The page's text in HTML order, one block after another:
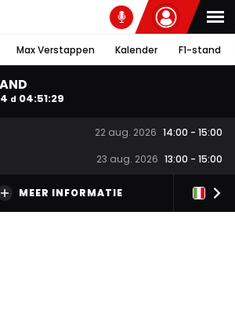
Max Verstappen Kalender F1-stand
d 04:51:29
22 aug. 2026 14:00 - 15:00
23 aug. 2026 13:00 - 15:00
MEER INFORMATIE